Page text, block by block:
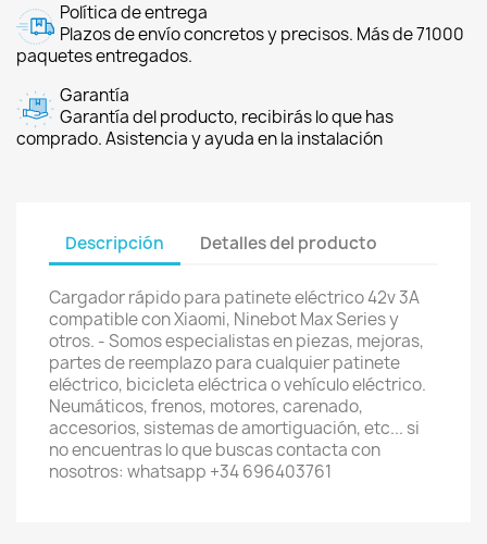
Política de entrega
Plazos de envío concretos y precisos. Más de 71000
paquetes entregados.
Garantía
Garantía del producto, recibirás lo que has
comprado. Asistencia y ayuda en la instalación
Descripción Detalles del producto
Cargador rápido para patinete eléctrico 42v 3A
compatible con Xiaomi, Ninebot Max Series y
otros. - Somos especialistas en piezas, mejoras,
partes de reemplazo para cualquier patinete
eléctrico, bicicleta eléctrica o vehículo eléctrico.
Neumáticos, frenos, motores, carenado,
accesorios, sistemas de amortiguación, etc... si
no encuentras lo que buscas contacta con
nosotros: whatsapp +34 696403761